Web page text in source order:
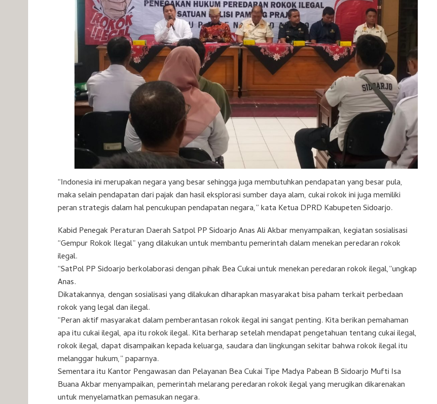
“Indonesia ini merupakan negara yang besar sehingga juga membutuhkan pendapatan yang besar pula,
maka selain pendapatan dari pajak dan hasil eksplorasi sumber daya alam, cukai rokok ini juga memiliki
peran strategis dalam hal pencukupan pendapatan negara,” kata Ketua DPRD Kabupeten Sidoarjo.
Kabid Penegak Peraturan Daerah Satpol PP Sidoarjo Anas Ali Akbar menyampaikan, kegiatan sosialisasi
“Gempur Rokok Ilegal” yang dilakukan untuk membantu pemerintah dalam menekan peredaran rokok
ilegal.
“SatPol PP Sidoarjo berkolaborasi dengan pihak Bea Cukai untuk menekan peredaran rokok ilegal,”ungkap
Anas.
Dikatakannya, dengan sosialisasi yang dilakukan diharapkan masyarakat bisa paham terkait perbedaan
rokok yang legal dan ilegal.
“Peran aktif masyarakat dalam pemberantasan rokok ilegal ini sangat penting. Kita berikan pemahaman
apa itu cukai ilegal, apa itu rokok ilegal. Kita berharap setelah mendapat pengetahuan tentang cukai ilegal,
rokok ilegal, dapat disampaikan kepada keluarga, saudara dan lingkungan sekitar bahwa rokok ilegal itu
melanggar hukum,” paparnya.
Sementara itu Kantor Pengawasan dan Pelayanan Bea Cukai Tipe Madya Pabean B Sidoarjo Mufti Isa
Buana Akbar menyampaikan, pemerintah melarang peredaran rokok ilegal yang merugikan dikarenakan
untuk menyelamatkan pemasukan negara.